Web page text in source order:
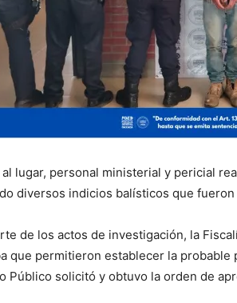
lugar, personal ministerial y pericial
diversos indicios balísticos que
de los actos de investigación, la
que permitieron establecer la
Público solicitó y obtuvo la orden de